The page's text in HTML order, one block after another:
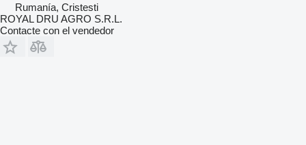
Rumanía, Cristesti
ROYAL DRU AGRO S.R.L.
Contacte con el vendedor